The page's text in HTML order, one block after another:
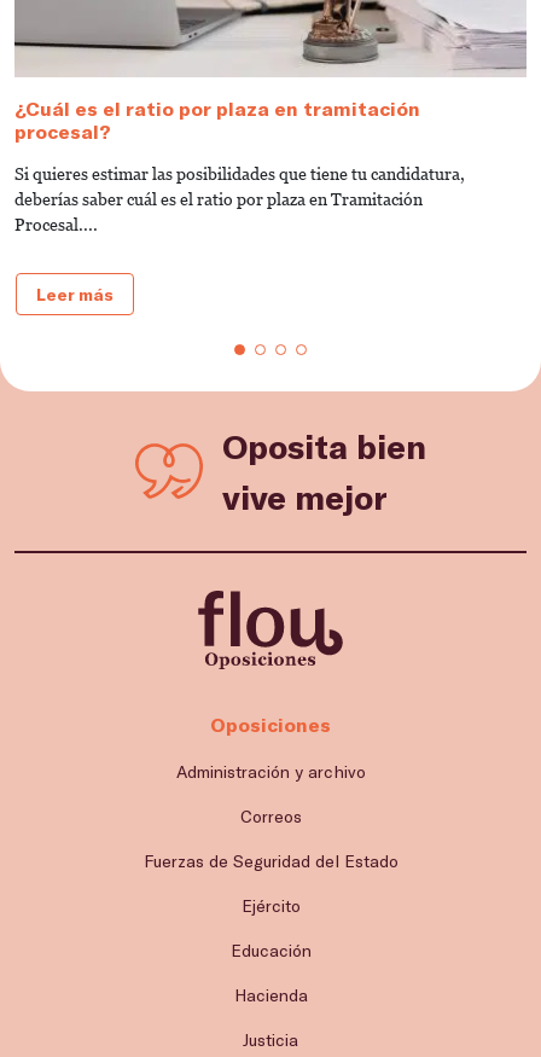
¿Cuál es el ratio por plaza en tramitación
procesal?
Si quieres estimar las posibilidades que tiene tu candidatura,
deberías saber cuál es el ratio por plaza en Tramitación
Procesal....
Leer más
Oposita bien
vive mejor
Oposiciones
Administración y archivo
Correos
Fuerzas de Seguridad del Estado
Ejército
Educación
Hacienda
Justicia